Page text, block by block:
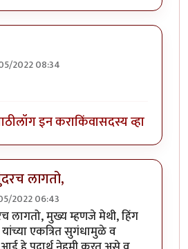
2022 08:34
लॉग इन कराकिंवासदस्य व्हा
लागतो,
2022 06:43
लागतो, मुख्य म्हणजे मेथी, हिंग
एकत्रित सुगंधामुळे व